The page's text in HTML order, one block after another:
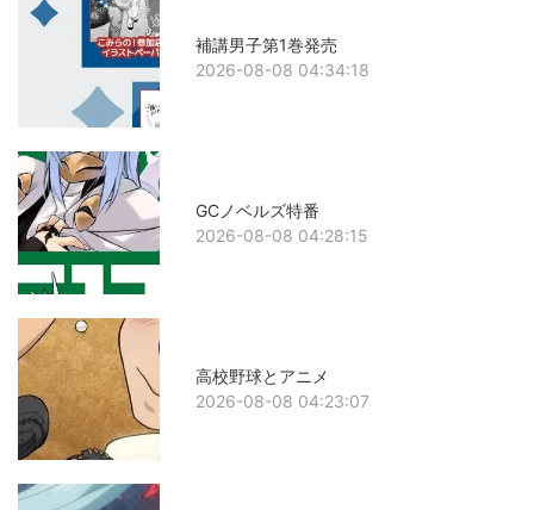
補講男子第1巻発売
2026-08-08 04:34:18
GCノベルズ特番
2026-08-08 04:28:15
高校野球とアニメ
2026-08-08 04:23:07